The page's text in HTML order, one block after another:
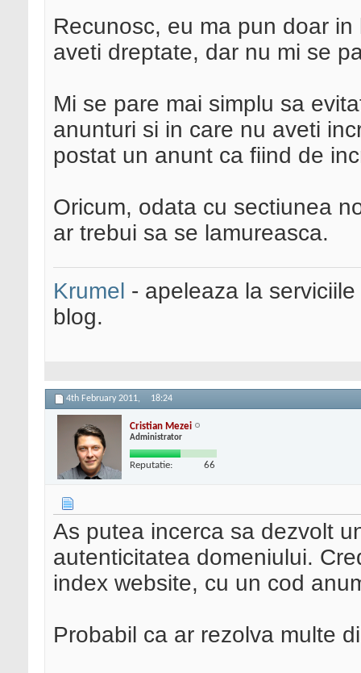
Recunosc, eu ma pun doar
aveti dreptate, dar nu mi se
Mi se pare mai simplu sa
anunturi si in care nu aveti
postat un anunt ca fiind de
Oricum, odata cu sectiunea
ar trebui sa se lamureasca.
Krumel - apeleaza la
blog.
4th February 2011, 18:24
Cristian Mezei
Administrator
Reputatie: 66
As putea incerca sa dezvolt
autenticitatea domeniului.
index website, cu un cod
Probabil ca ar rezolva multe